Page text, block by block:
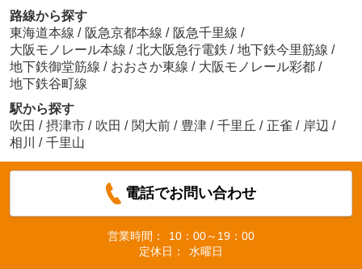
路線から探す
東海道本線 / 阪急京都本線 / 阪急千里線 /
大阪モノレール本線 / 北大阪急行電鉄 / 地下鉄今里筋線 /
地下鉄御堂筋線 / おおさか東線 / 大阪モノレール彩都 /
地下鉄谷町線
駅から探す
吹田 / 摂津市 / 吹田 / 関大前 / 豊津 / 千里丘 / 正雀 / 岸辺 /
相川
/ 千里山
電話でお問い合わせ
営業時間：
10：00～19：00
定休日：
水曜日